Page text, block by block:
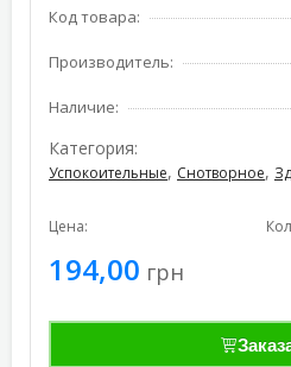
Код товара:
Производитель:
Наличие:
Категория:
Успокоительные, Снотворное,
Цена:
194,00 грн